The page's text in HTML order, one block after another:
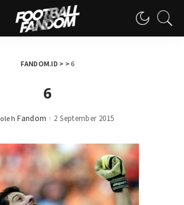
FANDOM.ID > >6
6
Posted
oleh Fandom 2 September 2015